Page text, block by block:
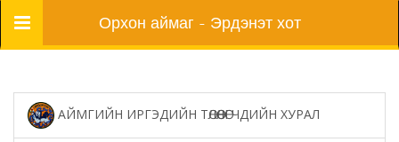
Цэс Орхон аймаг - Эрдэнэт хот
АЙМГИЙН ИРГЭДИЙН ТӨЛӨӨЛӨГЧДИЙН ХУРАЛ